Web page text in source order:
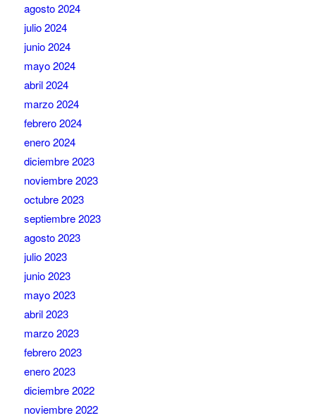
agosto 2024
julio 2024
junio 2024
mayo 2024
abril 2024
marzo 2024
febrero 2024
enero 2024
diciembre 2023
noviembre 2023
octubre 2023
septiembre 2023
agosto 2023
julio 2023
junio 2023
mayo 2023
abril 2023
marzo 2023
febrero 2023
enero 2023
diciembre 2022
noviembre 2022